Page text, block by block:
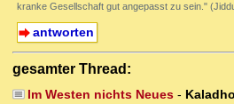
kranke Gesellschaft gut angepasst zu sein."
antworten
gesamter Thread:
Im Westen nichts Neues-